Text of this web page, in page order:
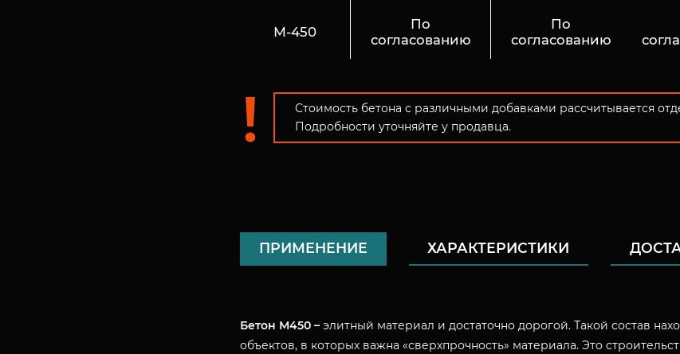
М-450
По
согласованию
По
согласованию
Стоимость бетона с различными добавками рассчитывается
Подробности уточняйте у продавца.
ПРИМЕНЕНИЕ ХАРАКТЕРИСТИКИ
Бетон М450 –элитный материал и достаточно дорогой. Такой состав
объектов, в которых важна «сверхпрочность» материала. Это